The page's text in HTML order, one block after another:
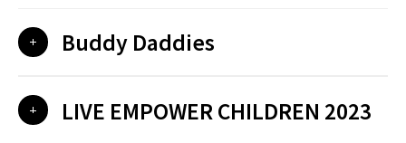
Buddy Daddies
LIVE EMPOWER CHILDREN 2023